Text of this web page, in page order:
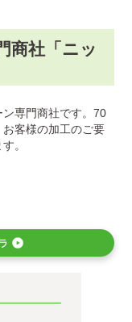
商社「ニッ
専門商社です。70
客様の加工のご要
。